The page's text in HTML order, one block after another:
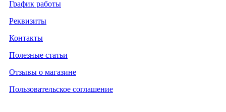
График работы
Реквизиты
Контакты
Полезные статьи
Отзывы о магазине
Пользовательское соглашение